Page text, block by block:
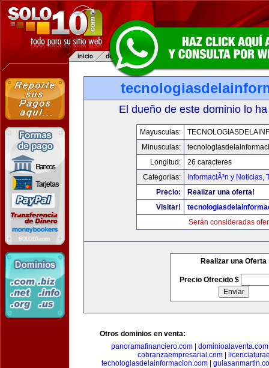
El dueño de este dominio lo
Mayusculas:
Minusculas:
Longitud:
26 caracteres
Categorias:
InformaciÃ³n y Noticias,
Precio:
Realizar una oferta!
Visitar!
Serán consideradas
Realizar una Oferta
Precio Ofrecido $
Otros dominios en venta:
panoramafinanciero.com
dominioalaventa.com
cobranzaempresarial.com
tecnologiasdelainformacion.com|